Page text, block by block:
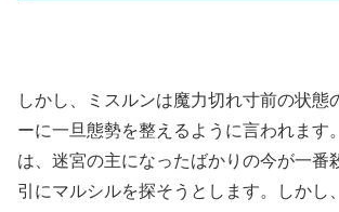
しかし、ミスルンは魔力切れ寸前の状態
ーに一旦態勢を整えるように言われます
は、迷宮の主になったばかりの今が一番
引にマルシルを探そうとします。しかし